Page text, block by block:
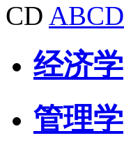
CD ABCD
经济学
管理学